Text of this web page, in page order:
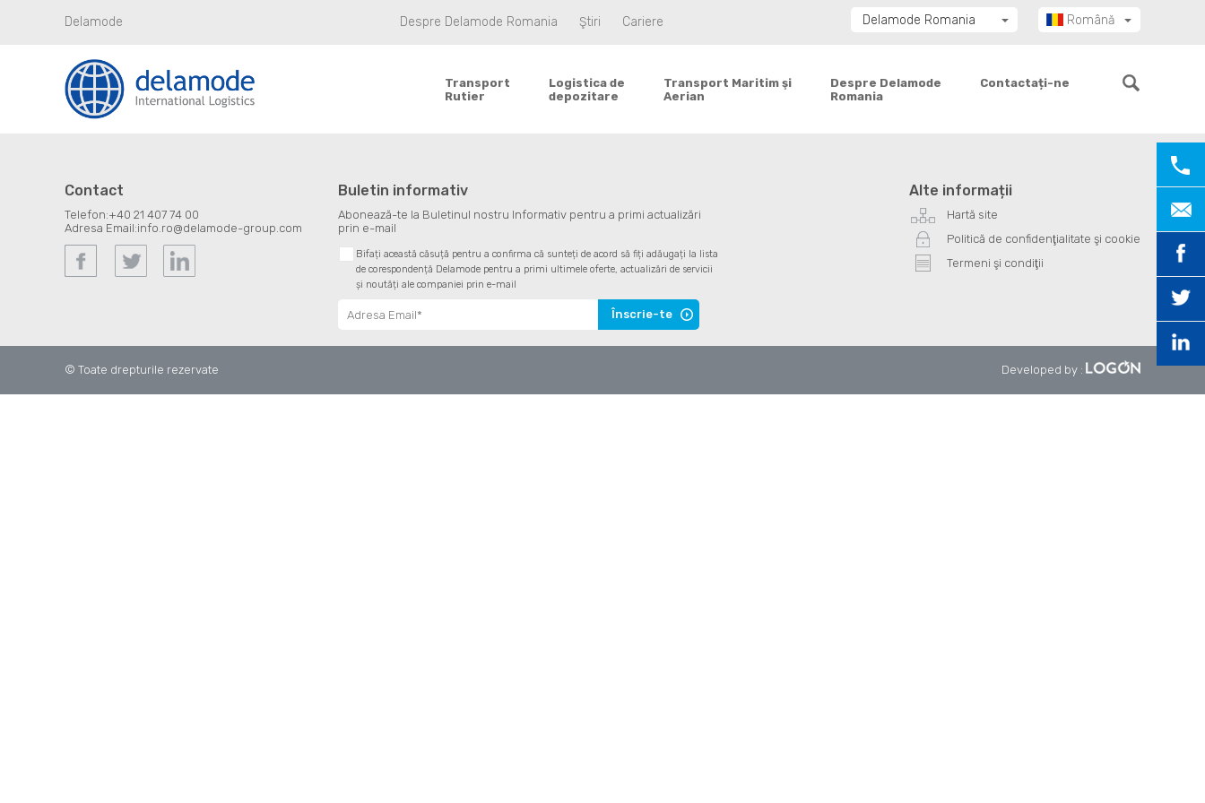
Delamode Despre Delamode Romania Ştiri Cariere Română
Delamode Romania
Delamode Bulgaria
Delamode Montenegro
Delamode Serbia
Transport
Rutier
Logistica de
depozitare
Transport Maritim şi
Aerian
Despre Delamode
Romania
Contactați-ne
Contact
Telefon:+40 21 407 74 00
Adresa Email:info.ro@delamode-group.com
Buletin informativ
Abonează-te la Buletinul nostru Informativ pentru a primi actualizări
prin e-mail
Bifați această căsuță pentru a confirma că sunteți de acord să fiți adăugați la lista
de corespondență Delamode pentru a primi ultimele oferte, actualizări de servicii
și noutăți ale companiei prin e-mail
Înscrie-te
Alte informații
Hartă site
Politică de confidenţialitate şi cookie
Termeni şi condiţii
© Toate drepturile rezervate Developed by :